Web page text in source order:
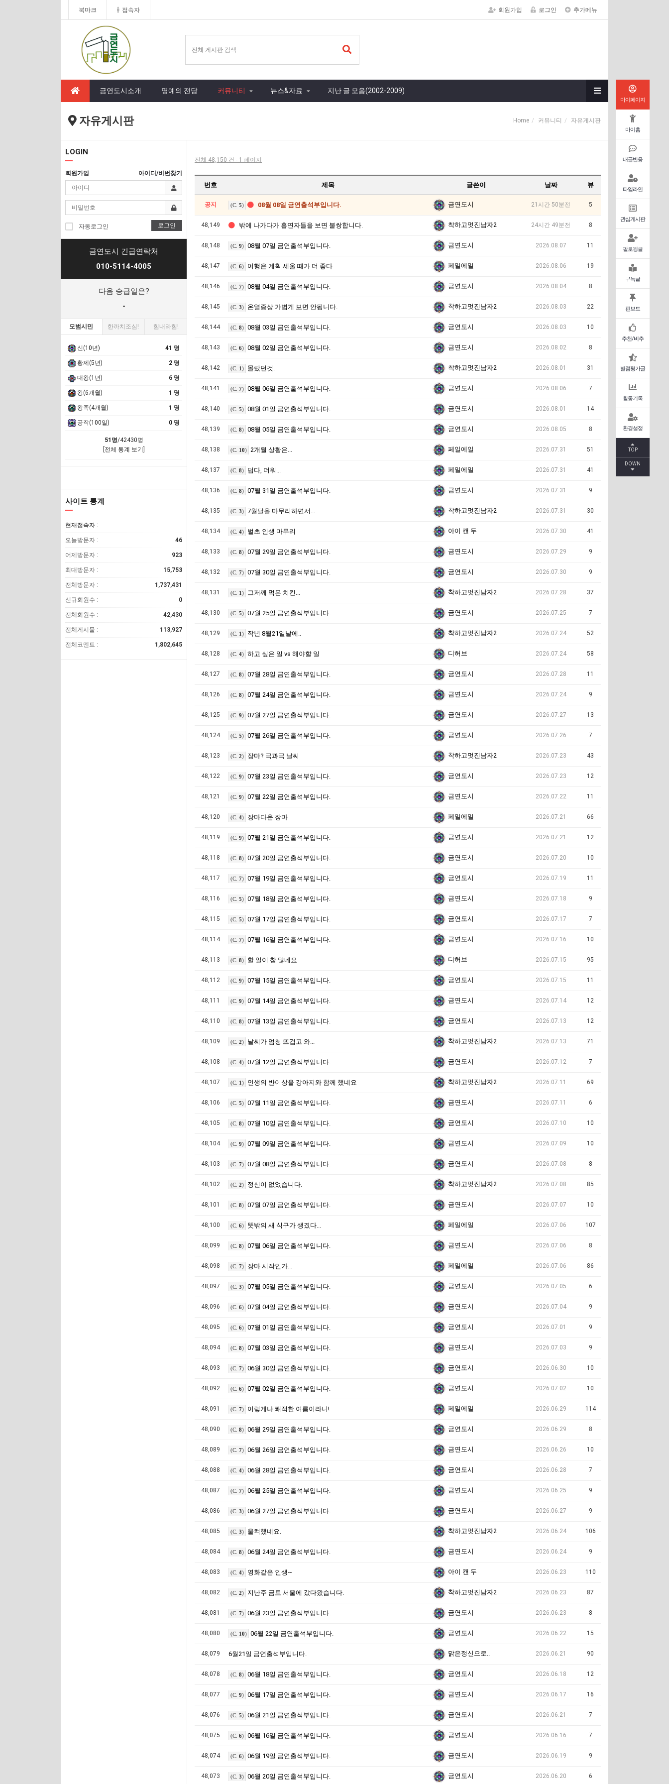
북마크 접속자 회원가입 로그인 추가메뉴
금연도시소개 명예의 전당 커뮤니티 뉴스&자료 지난 글 모음(2002-2009)
자유게시판 Home 커뮤니티 자유게시판
마이페이지
마이홈
내글반응
타임라인
관심게시판
팔로윙글
구독글
핀보드
추천/비추
별점평가글
활동기록
환경설정
TOP
DOWN
LOGIN
회원가입 아이디/비번찾기
자동로그인 로그인
금연도시 긴급연락처
010-5114-4005
다음 승급일은?
-
모범시민 한까치조심! 힘내라힘!
신(10년) 41 명
황제(5년) 2 명
대왕(1년) 6 명
왕(6개월) 1 명
왕족(4개월) 1 명
공작(100일) 0 명
51명/42430명
[전체 통계 보기]
사이트 통계
현재접속자 :
오늘방문자 : 46
어제방문자 : 923
최대방문자 : 15,753
전체방문자 : 1,737,431
신규회원수 : 0
전체회원수 : 42,430
전체게시물 : 113,927
전체코멘트 : 1,802,645
전체 48,150 건 - 1 페이지
번호 제목 글쓴이 날짜 뷰
공지 (C. 5) 08월 08일 금연출석부입니다. 금연도시 21시간 50분전 5
48,149 밖에 나가다가 흡연자들을 보면 불쌍합니다. 착하고멋진남자2 24시간 49분전 8
48,148 (C. 9) 08월 07일 금연출석부입니다. 금연도시 2026.08.07 11
48,147 (C. 6) 여행은 계획 세울 때가 더 좋다 페일에일 2026.08.06 19
48,146 (C. 7) 08월 04일 금연출석부입니다. 금연도시 2026.08.04 8
48,145 (C. 3) 온열증상 가볍게 보면 안됩니다. 착하고멋진남자2 2026.08.03 22
48,144 (C. 8) 08월 03일 금연출석부입니다. 금연도시 2026.08.03 10
48,143 (C. 6) 08월 02일 금연출석부입니다. 금연도시 2026.08.02 8
48,142 (C. 1) 몰랐던것. 착하고멋진남자2 2026.08.01 31
48,141 (C. 7) 08월 06일 금연출석부입니다. 금연도시 2026.08.06 7
48,140 (C. 5) 08월 01일 금연출석부입니다. 금연도시 2026.08.01 14
48,139 (C. 8) 08월 05일 금연출석부입니다. 금연도시 2026.08.05 8
48,138 (C. 10) 2개월 상황은... 페일에일 2026.07.31 51
48,137 (C. 8) 덥다, 더워... 페일에일 2026.07.31 41
48,136 (C. 8) 07월 31일 금연출석부입니다. 금연도시 2026.07.31 9
48,135 (C. 3) 7월달을 마무리하면서... 착하고멋진남자2 2026.07.31 30
48,134 (C. 4) 벌초 인생 마무리 아이 캔 두 2026.07.30 41
48,133 (C. 8) 07월 29일 금연출석부입니다. 금연도시 2026.07.29 9
48,132 (C. 7) 07월 30일 금연출석부입니다. 금연도시 2026.07.30 9
48,131 (C. 1) 그저께 먹은 치킨... 착하고멋진남자2 2026.07.28 37
48,130 (C. 5) 07월 25일 금연출석부입니다. 금연도시 2026.07.25 7
48,129 (C. 1) 작년 8월21일날에.. 착하고멋진남자2 2026.07.24 52
48,128 (C. 4) 하고 싶은 일 vs 해야할 일 디허브 2026.07.24 58
48,127 (C. 8) 07월 28일 금연출석부입니다. 금연도시 2026.07.28 11
48,126 (C. 8) 07월 24일 금연출석부입니다. 금연도시 2026.07.24 9
48,125 (C. 9) 07월 27일 금연출석부입니다. 금연도시 2026.07.27 13
48,124 (C. 5) 07월 26일 금연출석부입니다. 금연도시 2026.07.26 7
48,123 (C. 2) 장마? 극과극 날씨 착하고멋진남자2 2026.07.23 43
48,122 (C. 9) 07월 23일 금연출석부입니다. 금연도시 2026.07.23 12
48,121 (C. 9) 07월 22일 금연출석부입니다. 금연도시 2026.07.22 11
48,120 (C. 4) 장마다운 장마 페일에일 2026.07.21 66
48,119 (C. 9) 07월 21일 금연출석부입니다. 금연도시 2026.07.21 12
48,118 (C. 8) 07월 20일 금연출석부입니다. 금연도시 2026.07.20 10
48,117 (C. 7) 07월 19일 금연출석부입니다. 금연도시 2026.07.19 11
48,116 (C. 5) 07월 18일 금연출석부입니다. 금연도시 2026.07.18 9
48,115 (C. 5) 07월 17일 금연출석부입니다. 금연도시 2026.07.17 7
48,114 (C. 7) 07월 16일 금연출석부입니다. 금연도시 2026.07.16 10
48,113 (C. 8) 할 일이 참 많네요 디허브 2026.07.15 95
48,112 (C. 9) 07월 15일 금연출석부입니다. 금연도시 2026.07.15 11
48,111 (C. 9) 07월 14일 금연출석부입니다. 금연도시 2026.07.14 12
48,110 (C. 8) 07월 13일 금연출석부입니다. 금연도시 2026.07.13 12
48,109 (C. 2) 날씨가 엄청 뜨겁고 와... 착하고멋진남자2 2026.07.13 71
48,108 (C. 4) 07월 12일 금연출석부입니다. 금연도시 2026.07.12 7
48,107 (C. 1) 인생의 반이상을 강아지와 함께 했네요 착하고멋진남자2 2026.07.11 69
48,106 (C. 5) 07월 11일 금연출석부입니다. 금연도시 2026.07.11 6
48,105 (C. 8) 07월 10일 금연출석부입니다. 금연도시 2026.07.10 10
48,104 (C. 9) 07월 09일 금연출석부입니다. 금연도시 2026.07.09 10
48,103 (C. 7) 07월 08일 금연출석부입니다. 금연도시 2026.07.08 8
48,102 (C. 2) 정신이 없었습니다. 착하고멋진남자2 2026.07.08 85
48,101 (C. 8) 07월 07일 금연출석부입니다. 금연도시 2026.07.07 10
48,100 (C. 6) 뜻밖의 새 식구가 생겼다... 페일에일 2026.07.06 107
48,099 (C. 8) 07월 06일 금연출석부입니다. 금연도시 2026.07.06 8
48,098 (C. 7) 장마 시작인가... 페일에일 2026.07.06 86
48,097 (C. 3) 07월 05일 금연출석부입니다. 금연도시 2026.07.05 6
48,096 (C. 6) 07월 04일 금연출석부입니다. 금연도시 2026.07.04 9
48,095 (C. 6) 07월 01일 금연출석부입니다. 금연도시 2026.07.01 9
48,094 (C. 8) 07월 03일 금연출석부입니다. 금연도시 2026.07.03 9
48,093 (C. 7) 06월 30일 금연출석부입니다. 금연도시 2026.06.30 10
48,092 (C. 6) 07월 02일 금연출석부입니다. 금연도시 2026.07.02 10
48,091 (C. 7) 이렇게나 쾌적한 여름이라니! 페일에일 2026.06.29 114
48,090 (C. 8) 06월 29일 금연출석부입니다. 금연도시 2026.06.29 8
48,089 (C. 7) 06월 26일 금연출석부입니다. 금연도시 2026.06.26 10
48,088 (C. 4) 06월 28일 금연출석부입니다. 금연도시 2026.06.28 7
48,087 (C. 7) 06월 25일 금연출석부입니다. 금연도시 2026.06.25 9
48,086 (C. 3) 06월 27일 금연출석부입니다. 금연도시 2026.06.27 9
48,085 (C. 3) 울컥했네요. 착하고멋진남자2 2026.06.24 106
48,084 (C. 8) 06월 24일 금연출석부입니다. 금연도시 2026.06.24 9
48,083 (C. 4) 영화같은 인생~ 아이 캔 두 2026.06.23 110
48,082 (C. 2) 지난주 금토 서울에 갔다왔습니다. 착하고멋진남자2 2026.06.23 87
48,081 (C. 7) 06월 23일 금연출석부입니다. 금연도시 2026.06.23 8
48,080 (C. 10) 06월 22일 금연출석부입니다. 금연도시 2026.06.22 15
48,079 6월21일 금연출석부입니다. 맑은정신으로.. 2026.06.21 90
48,078 (C. 8) 06월 18일 금연출석부입니다. 금연도시 2026.06.18 12
48,077 (C. 9) 06월 17일 금연출석부입니다. 금연도시 2026.06.17 16
48,076 (C. 5) 06월 21일 금연출석부입니다. 금연도시 2026.06.21 7
48,075 (C. 6) 06월 16일 금연출석부입니다. 금연도시 2026.06.16 7
48,074 (C. 6) 06월 19일 금연출석부입니다. 금연도시 2026.06.19 9
48,073 (C. 3) 06월 20일 금연출석부입니다. 금연도시 2026.06.20 6